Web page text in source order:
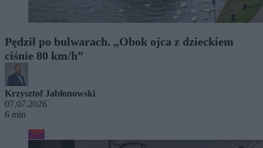
Pędził po bulwarach. „Obok ojca z dzieckiem
ciśnie 80 km/h”
Krzysztof Jabłonowski
07.07.2026
6 min
Kraj